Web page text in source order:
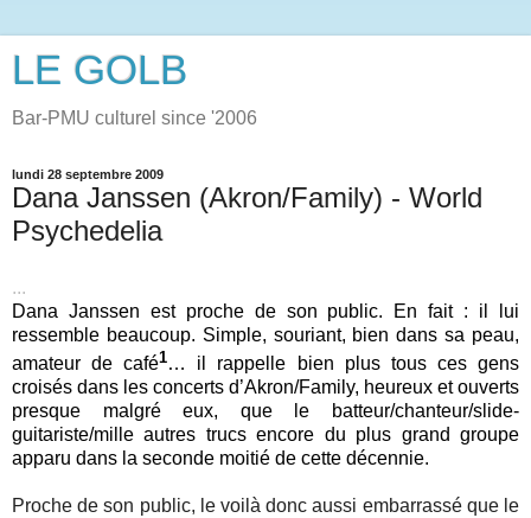
LE GOLB
Bar-PMU culturel since '2006
lundi 28 septembre 2009
Dana Janssen (Akron/Family) - World
Psychedelia
...
Dana Janssen est proche de son public. En fait : il lui
ressemble beaucoup. Simple, souriant, bien dans sa peau,
amateur de café1… il rappelle bien plus tous ces gens
croisés dans les concerts d’Akron/Family, heureux et ouverts
presque malgré eux, que le batteur/chanteur/slide-
guitariste/mille autres trucs encore du plus grand groupe
apparu dans la seconde moitié de cette décennie.
Proche de son public, le voilà donc aussi embarrassé que le